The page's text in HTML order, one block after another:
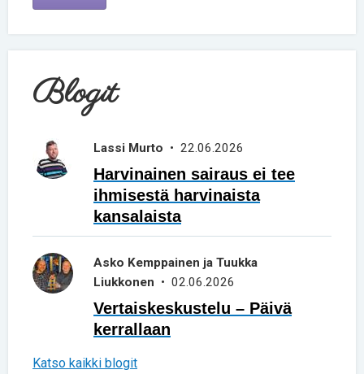
Blogit
Lassi Murto • 22.06.2026
Harvinainen sairaus ei tee
ihmisestä harvinaista
kansalaista
Asko Kemppainen ja Tuukka
Liukkonen • 02.06.2026
Vertaiskeskustelu – Päivä
kerrallaan
Katso kaikki blogit